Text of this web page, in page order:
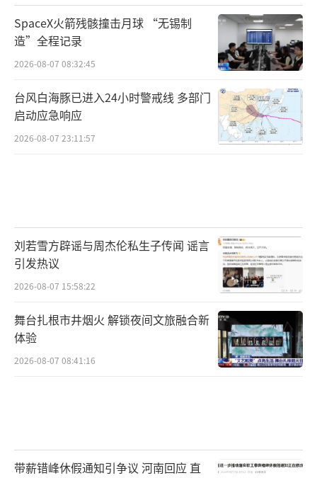
SpaceX火箭残骸撞击月球 “无锡制
造”全程记录
2026-08-07 08:32:45
台风白海豚已进入24小时警戒线 多部门
启动应急响应
2026-08-07 23:11:57
刘若雪方辟谣与周杰伦私生子传闻 谣言
引发热议
2026-08-07 15:58:22
舞台扎根市井烟火 解锁夜间文旅融合新
体验
2026-08-07 08:41:16
带薪错峰休假通知引争议 河南回应 直